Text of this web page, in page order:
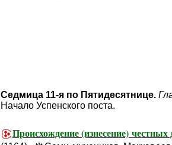
Седмица 11-я по Пятидесятнице.
Начало Успенского поста.
Происхождение (изнесение)